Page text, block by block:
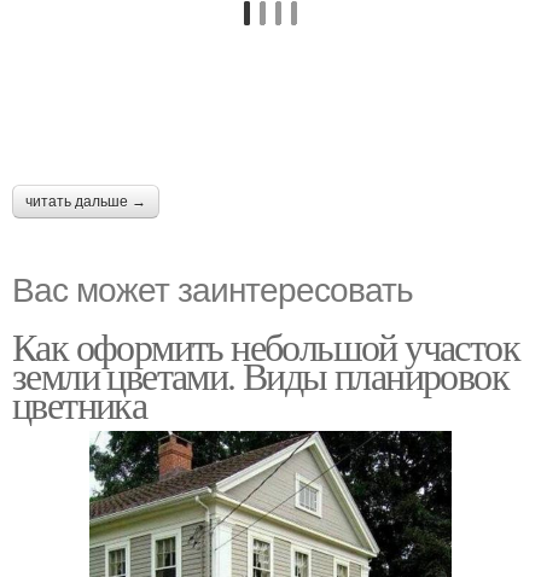
читать дальше →
Вас может заинтересовать
Как оформить небольшой участок
земли цветами. Виды планировок
цветника